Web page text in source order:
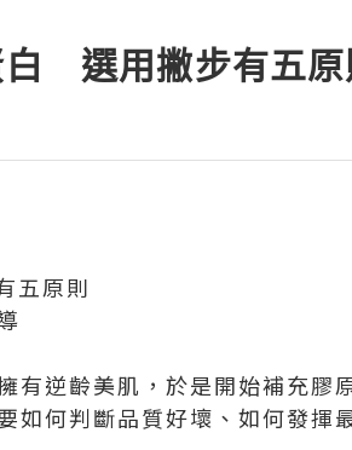
白 選用撇步有五
五原則
有逆齡美肌，於是開始補充膠
如何判斷品質好壞、如何發揮